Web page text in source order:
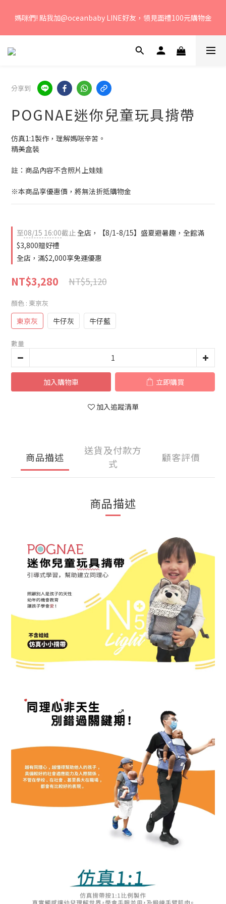
間：周一至周五 早上9點 至 下午6點。
媽咪們! 點我加@oceanbaby LINE好友，領見面禮100元購物金
若您有任何問題、歡迎聯絡客服專線：04-2382-6878，服務時
分享到
POGNAE迷你兒童玩具揹帶
仿真1:1製作，理解媽咪辛苦。
精美盒裝
註：商品內容不含照片上娃娃
※本商品享優惠價，將無法折抵購物金
至08/15 16:00截止全店，【8/1-8/15】盛夏避暑趣，全館滿
$3,800贈好禮
全店，滿$2,000享免運優惠
NT$3,280 NT$5,120
顏色 : 東京灰
東京灰 牛仔灰 牛仔藍
數量
加入購物車 立即購買
加入追蹤清單
商品描述
送貨及付款方
式
顧客評價
商品描述